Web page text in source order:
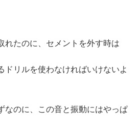
れたのに、セメントを外す時は
ドリルを使わなければいけないよ
なのに、この音と振動にはやっぱ